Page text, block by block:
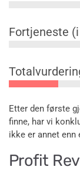
Fortjeneste
Etter den første
finne, har vi
ikke er annet enn
Profit